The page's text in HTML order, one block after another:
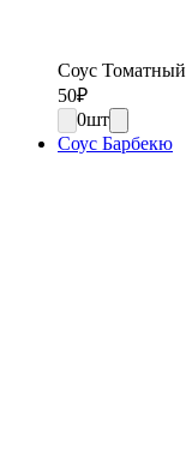
Соус Томатный
50₽
0шт
Соус Барбекю